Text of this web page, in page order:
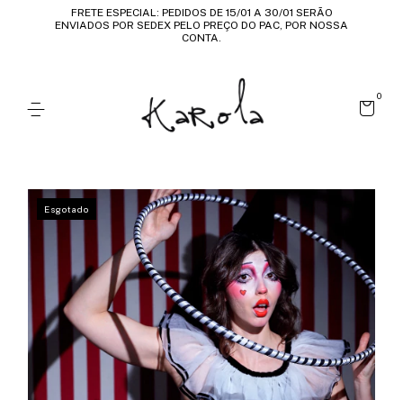
FRETE ESPECIAL: PEDIDOS DE 15/01 A 30/01 SERÃO
ENVIADOS POR SEDEX PELO PREÇO DO PAC, POR NOSSA
CONTA.
0
Esgotado